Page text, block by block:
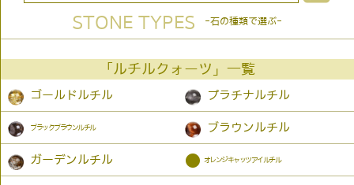
STONE TYPES -石の種類で選ぶ-
「ルチルクォーツ」一覧
ゴールドルチル プラチナルチル
ブラックブラウンルチル ブラウンルチル
ガーデンルチル ● オレンジキャッツアイルチル